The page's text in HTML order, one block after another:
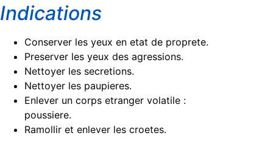
Indications
Conserver les yeux en etat de proprete.
Preserver les yeux des agressions.
Nettoyer les secretions.
Nettoyer les paupieres.
Enlever un corps etranger volatile :
poussiere.
Ramollir et enlever les croetes.